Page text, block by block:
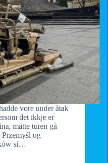
vore under åtak
det ikkje er
måtte turen gå
og
si…